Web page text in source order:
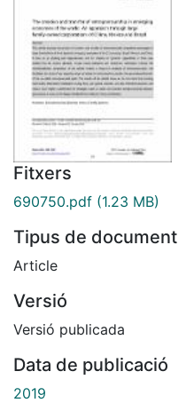
Fitxers
690750.pdf (1.23 MB)
Tipus de document
Article
Versió
Versió publicada
Data de publicació
2019